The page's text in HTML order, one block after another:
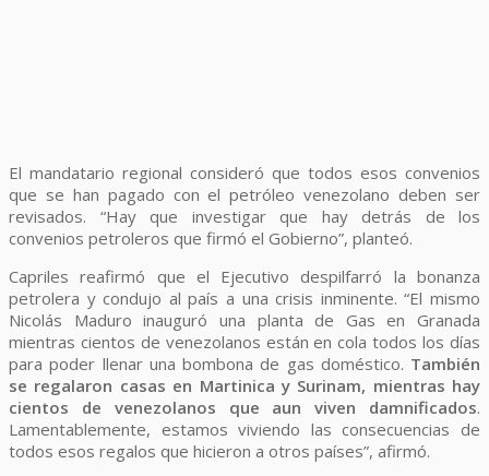
El mandatario regional consideró que todos esos convenios
que se han pagado con el petróleo venezolano deben ser
revisados. “Hay que investigar que hay detrás de los
convenios petroleros que firmó el Gobierno”, planteó.
Capriles reafirmó que el Ejecutivo despilfarró la bonanza
petrolera y condujo al país a una crisis inminente. “El mismo
Nicolás Maduro inauguró una planta de Gas en Granada
mientras cientos de venezolanos están en cola todos los días
para poder llenar una bombona de gas doméstico. También
se regalaron casas en Martinica y Surinam, mientras hay
cientos de venezolanos que aun viven damnificados.
Lamentablemente, estamos viviendo las consecuencias de
todos esos regalos que hicieron a otros países”, afirmó.